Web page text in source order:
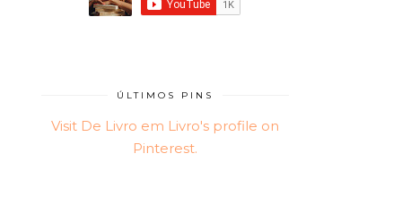
ÚLTIMOS PINS
Visit De Livro em Livro's profile on
Pinterest.